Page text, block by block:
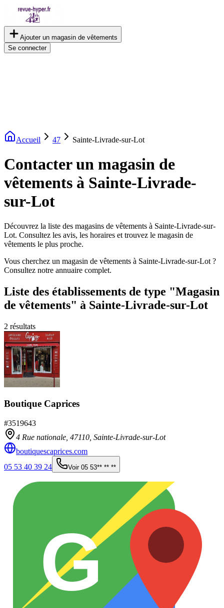
Ajouter un magasin de vêtements
Se connecter
Accueil 47 Sainte-Livrade-sur-Lot
Contacter un magasin de
vêtements à Sainte-Livrade-
sur-Lot
Découvrez la liste des magasins de vêtements à Sainte-Livrade-sur-
Lot. Consultez les avis, les horaires et trouvez le magasin de
vêtements le plus proche.
Vous cherchez un magasin de vêtements à Sainte-Livrade-sur-Lot ?
Consultez notre annuaire complet.
Liste des établissements de type "Magasin
de vêtements" à Sainte-Livrade-sur-Lot
2 résultats
Boutique Caprices
#3519643
4 Rue nationale, 47110 Sainte-Livrade-sur-Lot
boutiquescaprices.com
05 53 40 39 24
Voir 05 53** ** **
G